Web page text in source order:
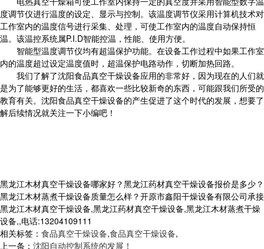
度调节仪进行温度的设定、显示与控制。该温度调节仪采用计算机技术对
工作室内的温度信号进行采集、处理，可使工作室内的温度自动保持恒
温。该温控系统属P.I.D智能控温，性能、使用方便。
智能型温度调节仪均有超温保护功能。在设备工作过程中如果工作室
内的温度超过设定温度值时，超温保护电路动作，切断加热回路。
我们了解了沈阳食品真空干燥设备应用的非常好，因为现在的人们就
是为了能够更好的生活，都喜欢一些比较新奇的东西，可能跟我们所受的
教育有关。沈阳食品真空干燥设备的产生促进了这个时代的发展，想要了
解后续情况就关注一下小编吧！
黑龙江木材真空干燥设备哪家好？黑龙江药材真空干燥设备报价是多少？
黑龙江木材蒸煮干燥设备质量怎么样？开原市鑫阳干燥设备有限公司承接
黑龙江木材真空干燥设备,黑龙江药材真空干燥设备,黑龙江木材蒸煮干燥
设备,,电话:13204109111
相关标签： 食品真空干燥设备,食品真空干燥设备,
上一条： 沈阳自动控制系统的发展！